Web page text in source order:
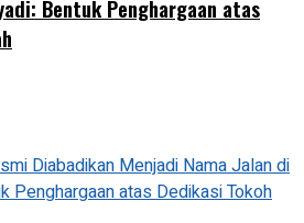
Bentuk Penghargaan atas